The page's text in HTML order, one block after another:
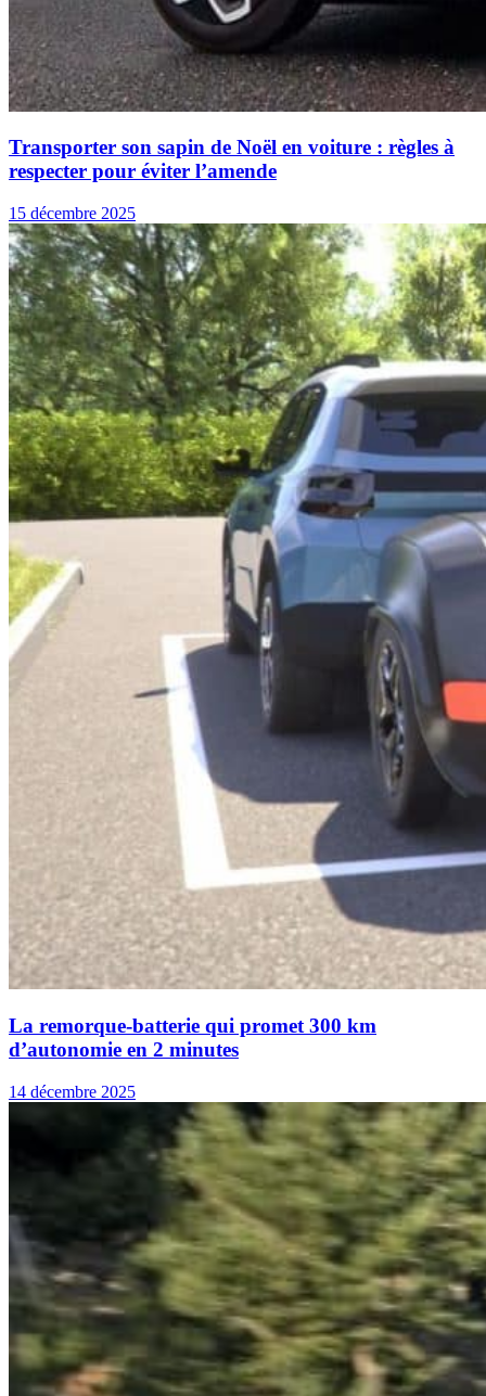
Transporter son sapin de Noël en voiture : règles à
respecter pour éviter l’amende
15 décembre 2025
La remorque-batterie qui promet 300 km
d’autonomie en 2 minutes
14 décembre 2025